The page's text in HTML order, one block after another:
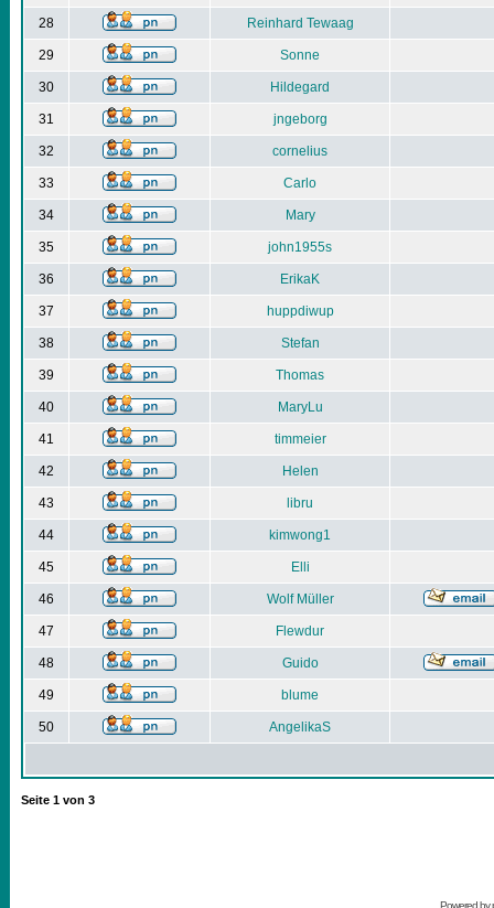
28 Reinhard Tewaag
29 Sonne
30 Hildegard
31 jngeborg
32 cornelius
33 Carlo
34 Mary
35 john1955s
36 ErikaK
37 huppdiwup
38 Stefan
39 Thomas
40 MaryLu
41 timmeier
42 Helen
43 libru
44 kimwong1
45 Elli
46 Wolf Müller
47 Flewdur
48 Guido
49 blume
50 AngelikaS
Seite 1 von 3
Powered by